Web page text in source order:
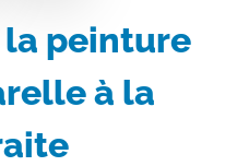
peinture
à la